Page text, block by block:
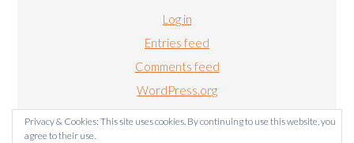
Log in
Entries feed
Comments feed
WordPress.org
Privacy & Cookies: This site uses cookies. By continuing to use this website, you
agree to their use.